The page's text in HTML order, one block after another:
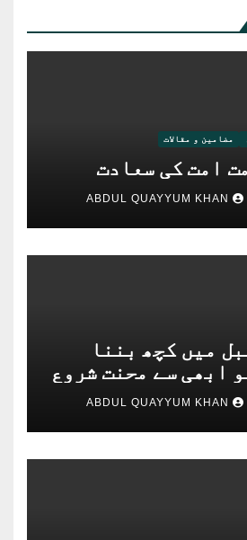
مضامین و مقالات
امت کی سعادت
ABDUL QUAYYUM KHAN
میں کچھ بننا
ابھی سے محنت شروع
رگھویر سنگھ
ABDUL QUAYYUM KHAN